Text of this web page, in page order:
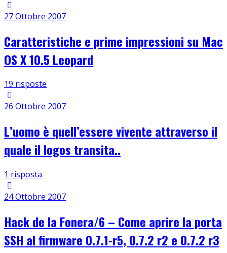
27 Ottobre 2007
Caratteristiche e prime impressioni su Mac
OS X 10.5 Leopard
19 risposte
26 Ottobre 2007
L’uomo è quell’essere vivente attraverso il
quale il logos transita..
1 risposta
24 Ottobre 2007
Hack de la Fonera/6 – Come aprire la porta
SSH al firmware 0.7.1-r5, 0.7.2 r2 e 0.7.2 r3